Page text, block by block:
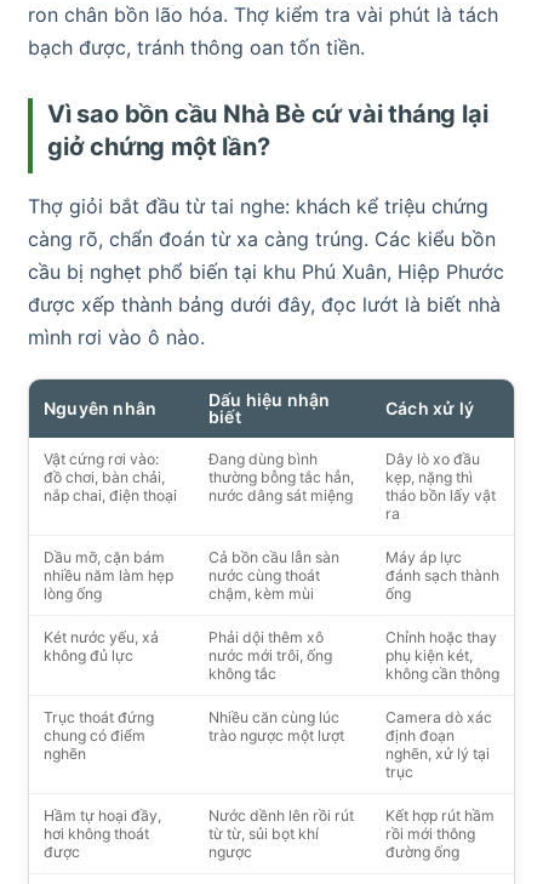
ron chân bồn lão hóa. Thợ kiểm tra vài phút là tách
bạch được, tránh thông oan tốn tiền.
Vì sao bồn cầu Nhà Bè cứ vài tháng lại
giở chứng một lần?
Thợ giỏi bắt đầu từ tai nghe: khách kể triệu chứng
càng rõ, chẩn đoán từ xa càng trúng. Các kiểu bồn
cầu bị nghẹt phổ biến tại khu Phú Xuân, Hiệp Phước
được xếp thành bảng dưới đây, đọc lướt là biết nhà
mình rơi vào ô nào.
Nguyên nhân
Dấu hiệu nhận
biết
Cách xử lý
Vật cứng rơi vào:
đồ chơi, bàn chải,
nắp chai, điện thoại
Đang dùng bình
thường bỗng tắc hẳn,
nước dâng sát miệng
Dây lò xo đầu
kẹp, nặng thì
tháo bồn lấy vật
ra
Dầu mỡ, cặn bám
nhiều năm làm hẹp
lòng ống
Cả bồn cầu lẫn sàn
nước cùng thoát
chậm, kèm mùi
Máy áp lực
đánh sạch thành
ống
Két nước yếu, xả
không đủ lực
Phải dội thêm xô
nước mới trôi, ống
không tắc
Chỉnh hoặc thay
phụ kiện két,
không cần thông
Trục thoát đứng
chung có điểm
nghẽn
Nhiều căn cùng lúc
trào ngược một lượt
Camera dò xác
định đoạn
nghẽn, xử lý tại
trục
Hầm tự hoại đầy,
hơi không thoát
được
Nước dềnh lên rồi rút
từ từ, sủi bọt khí
ngược
Kết hợp rút hầm
rồi mới thông
đường ống